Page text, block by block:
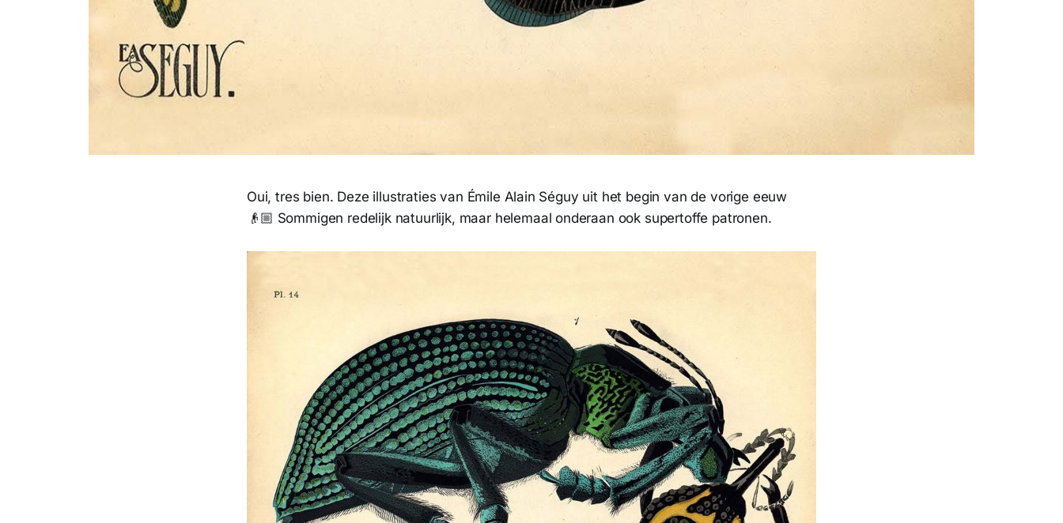
Oui, tres bien. Deze illustraties van Émile Alain Séguy uit het begin van de vorige eeuw
👴🏼 Sommigen redelijk natuurlijk, maar helemaal onderaan ook supertoffe patronen.